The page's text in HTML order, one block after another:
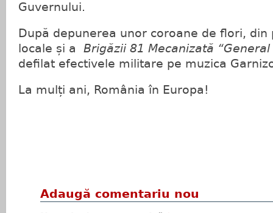
Guvernului.
După depunerea unor coroane de flori,
locale și a Brigăzii 81 Mecanizată
defilat efectivele militare pe muzica
La mulți ani, România în Europa!
Adaugă comentariu nou